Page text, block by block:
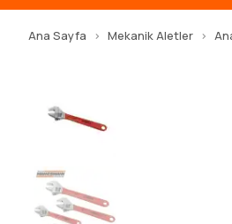
Ana Sayfa Mekanik Aletler